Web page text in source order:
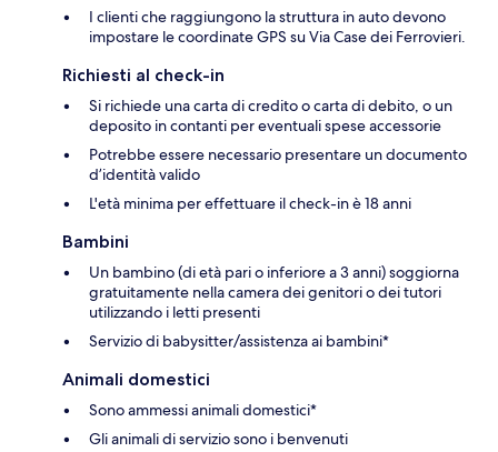
I clienti che raggiungono la struttura in auto devono
impostare le coordinate GPS su Via Case dei Ferrovieri.
Richiesti al check-in
Si richiede una carta di credito o carta di debito, o un
deposito in contanti per eventuali spese accessorie
Potrebbe essere necessario presentare un documento
d’identità valido
L'età minima per effettuare il check-in è 18 anni
Bambini
Un bambino (di età pari o inferiore a 3 anni) soggiorna
gratuitamente nella camera dei genitori o dei tutori
utilizzando i letti presenti
Servizio di babysitter/assistenza ai bambini*
Animali domestici
Sono ammessi animali domestici*
Gli animali di servizio sono i benvenuti